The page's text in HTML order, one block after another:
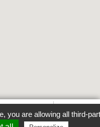
www
you are allowing all third-